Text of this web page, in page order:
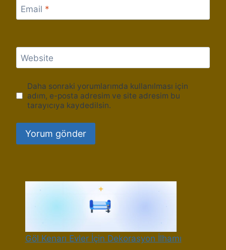
Email *
Website
Daha sonraki yorumlarımda kullanılması için
adım, e-posta adresim ve site adresim bu
tarayıcıya kaydedilsin.
Göl Kenarı Evler İçin Dekorasyon İlhamı